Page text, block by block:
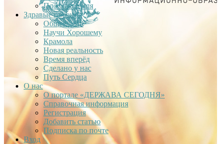
Плоская Земля
Здравые проекты
Общее дело
Научи Хорошему
Крамола
Новая реальность
Время вперёд
Сделано у нас
Путь Сердца
О нас
О портале «ДЕРЖАВА СЕГОДНЯ»
Справочная информация
Регистрация
Добавить статью
Подписка по почте
Вход